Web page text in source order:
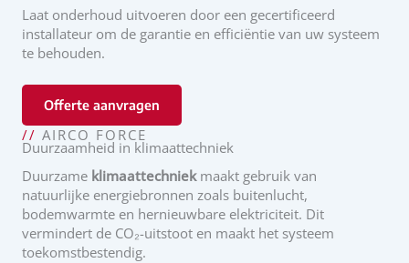
// AIRCO FORCE
Duurzaamheid in klimaattechniek
Duurzame klimaattechniekmaakt gebruik van
natuurlijke energiebronnen zoals buitenlucht,
bodemwarmte en hernieuwbare elektriciteit. Dit
vermindert de CO₂-uitstoot en maakt het systeem
toekomstbestendig.
Laat onderhoud uitvoeren door een gecertificeerd
installateur om de garantie en efficiëntie van uw systeem
te behouden.
Offerte aanvragen